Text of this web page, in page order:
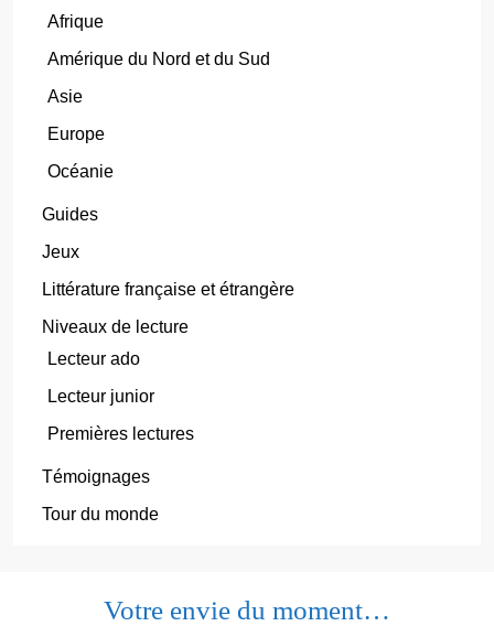
Afrique
Amérique du Nord et du Sud
Asie
Europe
Océanie
Guides
Jeux
Littérature française et étrangère
Niveaux de lecture
Lecteur ado
Lecteur junior
Premières lectures
Témoignages
Tour du monde
Votre envie du moment…